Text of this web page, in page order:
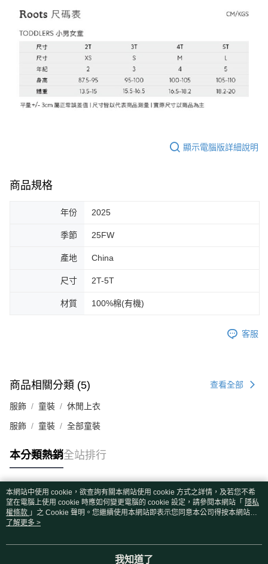
顯示電腦版詳細說明
商品規格
年份 2025
季節 25FW
產地 China
尺寸 2T-5T
材質 100%棉(有機)
客服
商品相關分類 (5) 查看全部
服飾 童裝 休閒上衣
服飾 童裝 全部童裝
本分類熱銷全站排行
熱門標籤
本網站中使用 cookie，欲查詢有關本網站使用 cookie 方式之詳情，及若您不希
望在電腦上使用 cookie 時應如何變更電腦的 cookie 設定，請參閱本網站「 隱私
權條款 」之 Cookie 聲明。您繼續使用本網站即表示您同意本公司得按本網站使
用條款之 Cookie 聲明使用 cookie。
了解更多 >
我知道了